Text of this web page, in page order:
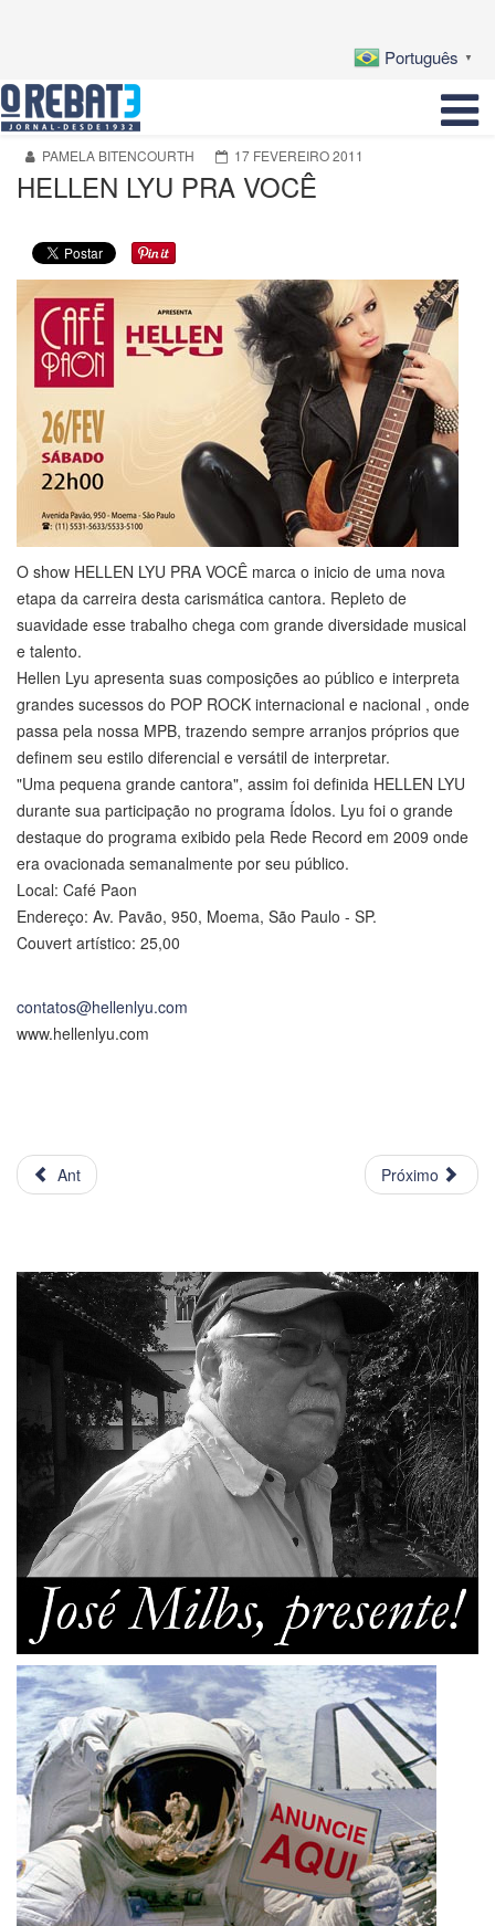
Português ▼
PAMELA BITENCOURTH 17 FEVEREIRO 2011
HELLEN LYU PRA VOCÊ
O show HELLEN LYU PRA VOCÊ marca o inicio de uma nova
etapa da carreira desta carismática cantora. Repleto de
suavidade esse trabalho chega com grande diversidade musical
e talento.
Hellen Lyu apresenta suas composições ao público e interpreta
grandes sucessos do POP ROCK internacional e nacional , onde
passa pela nossa MPB, trazendo sempre arranjos próprios que
definem seu estilo diferencial e versátil de interpretar.
"Uma pequena grande cantora", assim foi definida HELLEN LYU
durante sua participação no programa Ídolos. Lyu foi o grande
destaque do programa exibido pela Rede Record em 2009 onde
era ovacionada semanalmente por seu público.
Local: Café Paon
Endereço: Av. Pavão, 950, Moema, São Paulo - SP.
Couvert artístico: 25,00
contatos@hellenlyu.com
www.hellenlyu.com
Ant Próximo